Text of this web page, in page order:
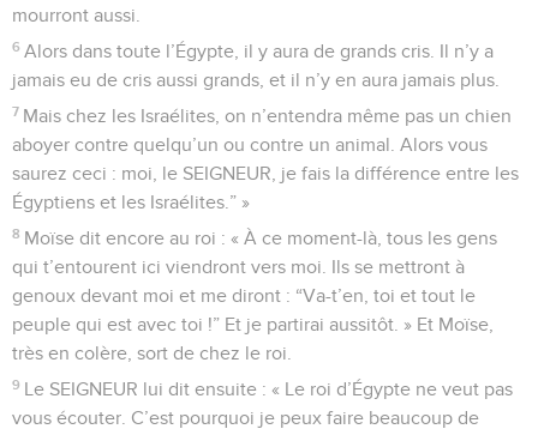
mourront aussi.
6 Alors dans toute l’Égypte, il y aura de grands cris. Il n’y a
jamais eu de cris aussi grands, et il n’y en aura jamais plus.
7 Mais chez les Israélites, on n’entendra même pas un chien
aboyer contre quelqu’un ou contre un animal. Alors vous
saurez ceci : moi, le SEIGNEUR, je fais la différence entre les
Égyptiens et les Israélites.” »
8 Moïse dit encore au roi : « À ce moment-là, tous les gens
qui t’entourent ici viendront vers moi. Ils se mettront à
genoux devant moi et me diront : “Va-t’en, toi et tout le
peuple qui est avec toi !” Et je partirai aussitôt. » Et Moïse,
très en colère, sort de chez le roi.
9 Le SEIGNEUR lui dit ensuite : « Le roi d’Égypte ne veut pas
vous écouter. C’est pourquoi je peux faire beaucoup de